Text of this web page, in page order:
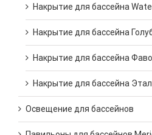
Накрытие для бассейна
Накрытие для бассейна
Накрытие для бассейна
Накрытие для бассейна
Освещение для бассейнов